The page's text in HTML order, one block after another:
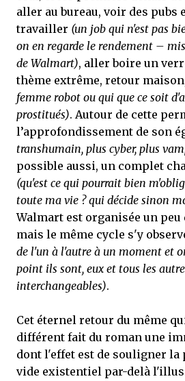
aller au bureau, voir des pubs
travailler (un job qui n'est pas
on en regarde le rendement –
de Walmart), aller boire un
thème extrême, retour
femme robot ou qui que ce soit
prostitués). Autour de cette
l’approfondissement de son
transhumain, plus cyber, plus
possible aussi, un complet
(qu'est ce qui pourrait bien
toute ma vie ? qui décide sinon
Walmart est organisée un
mais le même cycle s'y
de l'un à l'autre à un moment et
point ils sont, eux et tous les
interchangeables).
Cet éternel retour du même
différent fait du roman une
dont l'effet est de souligner la
vide existentiel par-delà